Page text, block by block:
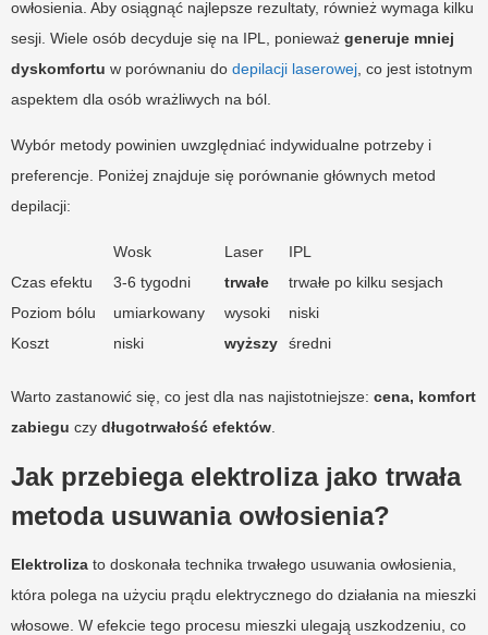
owłosienia. Aby osiągnąć najlepsze rezultaty, również wymaga kilku
sesji. Wiele osób decyduje się na IPL, ponieważ generuje mniej
dyskomfortu w porównaniu do depilacji laserowej , co jest istotnym
aspektem dla osób wrażliwych na ból.
Wybór metody powinien uwzględniać indywidualne potrzeby i
preferencje. Poniżej znajduje się porównanie głównych metod
depilacji:
Wosk Laser
IPL
Czas efektu
3-6 tygodni trwałe
trwałe po kilku sesjach
Poziom bólu
umiarkowany wysoki
niski
Koszt
niski wyższy średni
Warto zastanowić się, co jest dla nas najistotniejsze: cena, komfort
zabiegu czy długotrwałość efektów
Jak przebiega elektroliza jako trwała
metoda usuwania owłosienia?
Elektroliza to doskonała technika trwałego usuwania owłosienia,
która polega na użyciu prądu elektrycznego do działania na mieszki
włosowe. W efekcie tego procesu mieszki ulegają uszkodzeniu, co